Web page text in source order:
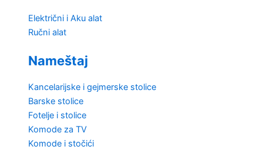
Električni i Aku alat
Ručni alat
Nameštaj
Kancelarijske i gejmerske stolice
Barske stolice
Fotelje i stolice
Komode za TV
Komode i stočići